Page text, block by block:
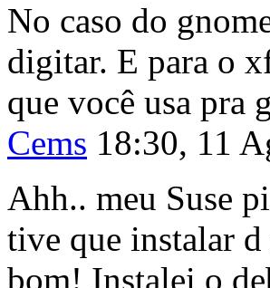
No caso do
digitar. E para o
que você usa pra
Cems 18:30, 11
Ahh.. meu Suse
tive que instalar d
bom! Instalei o